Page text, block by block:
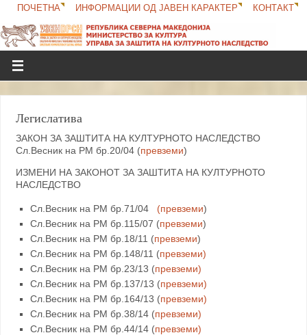
ПОЧЕТНА ИНФОРМАЦИИ ОД ЈАВЕН КАРАКТЕР КОНТАКТ
Легислатива
ЗАКОН ЗА ЗАШТИТА НА КУЛТУРНОТО НАСЛЕДСТВО
Сл.Весник на РМ бр.20/04 (превземи)
ИЗМЕНИ НА ЗАКОНОТ ЗА ЗАШТИТА НА КУЛТУРНОТО
НАСЛЕДСТВО
Сл.Весник на РМ бр.71/04 (превземи)
Сл.Весник на РМ бр.115/07 (превземи)
Сл.Весник на РМ бр.18/11 (превземи)
Сл.Весник на РМ бр.148/11 (превземи)
Сл.Весник на РМ бр.23/13 (превземи)
Сл.Весник на РМ бр.137/13 (превземи)
Сл.Весник на РМ бр.164/13 (превземи)
Сл.Весник на РМ бр.38/14 (превземи)
Сл.Весник на РМ бр.44/14 (превземи)